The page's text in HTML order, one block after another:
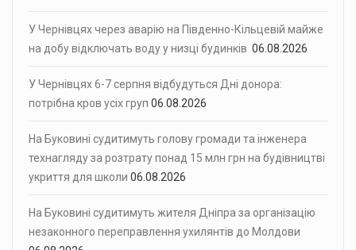
У Чернівцях через аварію на Південно-Кільцевій майже
на добу відключать воду у низці будинків 06.08.2026
У Чернівцях 6-7 серпня відбудуться Дні донора:
потрібна кров усіх груп 06.08.2026
На Буковині судитимуть голову громади та інженера
технагляду за розтрату понад 15 млн грн на будівництві
укриття для школи 06.08.2026
На Буковині судитимуть жителя Дніпра за організацію
незаконного переправлення ухилянтів до Молдови